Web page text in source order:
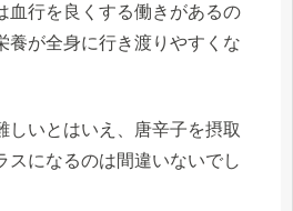
血行を良くする働きがあるの
養が全身に行き渡りやすくな
しいとはいえ、唐辛子を摂取
スになるのは間違いないでし